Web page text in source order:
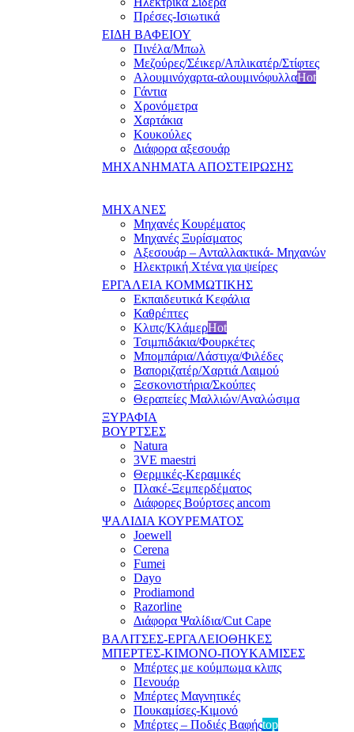
Πρέσες-Ισιωτικά
ΕΙΔΗ ΒΑΦΕΙΟΥ
Πινέλα/Μπωλ
Μεζούρες/Σέικερ/Απλικατέρ/Στίφτες
Αλουμινόχαρτα-αλουμινόφυλλαHot
Γάντια
Χρονόμετρα
Χαρτάκια
Κουκούλες
Διάφορα αξεσουάρ
ΜΗΧΑΝΗΜΑΤΑ ΑΠΟΣΤΕΙΡΩΣΗΣ
ΜΗΧΑΝΕΣ
Μηχανές Κουρέματος
Μηχανές Ξυρίσματος
Αξεσουάρ – Ανταλλακτικά- Μηχανών
Ηλεκτρική Χτένα για ψείρες
ΕΡΓΑΛΕΙΑ ΚΟΜΜΩΤΙΚΗΣ
Εκπαιδευτικά Κεφάλια
Καθρέπτες
Κλιπς/ΚλάμερHot
Τσιμπιδάκια/Φουρκέτες
Μπομπάρια/Λάστιχα/Φιλέδες
Βαποριζατέρ/Χαρτιά Λαιμού
Ξεσκονιστήρια/Σκούπες
Θεραπείες Μαλλιών/Αναλώσιμα
ΞΥΡΑΦΙΑ
ΒΟΥΡΤΣΕΣ
Natura
3VE maestri
Θερμικές-Κεραμικές
Πλακέ-Ξεμπερδέματος
Διάφορες Βούρτσες ancom
ΨΑΛΙΔΙΑ ΚΟΥΡΕΜΑΤΟΣ
Joewell
Cerena
Fumei
Dayo
Prodiamond
Razorline
Διάφορα Ψαλίδια/Cut Cape
ΒΑΛΙΤΣΕΣ-ΕΡΓΑΛΕΙΟΘΗΚΕΣ
ΜΠΕΡΤΕΣ-ΚΙΜΟΝΟ-ΠΟΥΚΑΜΙΣΕΣ
Μπέρτες με κούμπωμα κλιπς
Πενουάρ
Μπέρτες Μαγνητικές
Πουκαμίσες-Κιμονό
Μπέρτες – Ποδιές Βαφήςtop